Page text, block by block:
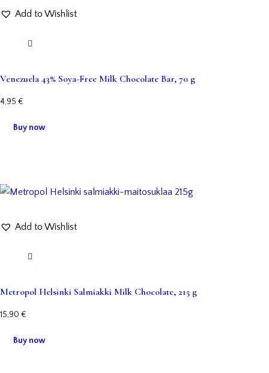
Add to Wishlist
Venezuela 43% Soya-Free Milk Chocolate Bar, 70 g
4,95 €
Buy now
Add to Wishlist
Metropol Helsinki Salmiakki Milk Chocolate, 215 g
15,90 €
Buy now